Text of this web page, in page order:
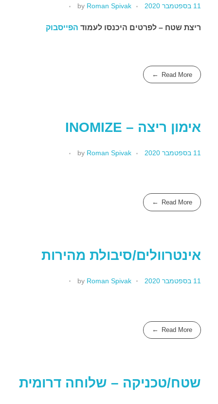
אירועים
Desert Crossing 2022
11 בספטמבר 2020 by Roman Spivak
ריצת שטח – לפרטים היכנסו לעמוד הפייסבוק
Read More
אימון ריצה – INOMIZE
11 בספטמבר 2020 by Roman Spivak
Read More
אינטרוולים/סיבולת מהירות
11 בספטמבר 2020 by Roman Spivak
Read More
שטח/טכניקה – שלוחה דרומית